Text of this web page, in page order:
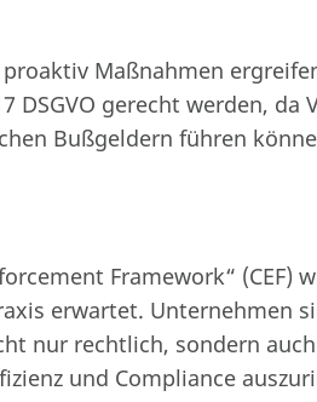
Maßnahmen
DSGVO gerecht werden, da
Bußgeldern führen
Framework“ (CEF)
erwartet. Unternehmen
nur rechtlich, sondern
und Compliance